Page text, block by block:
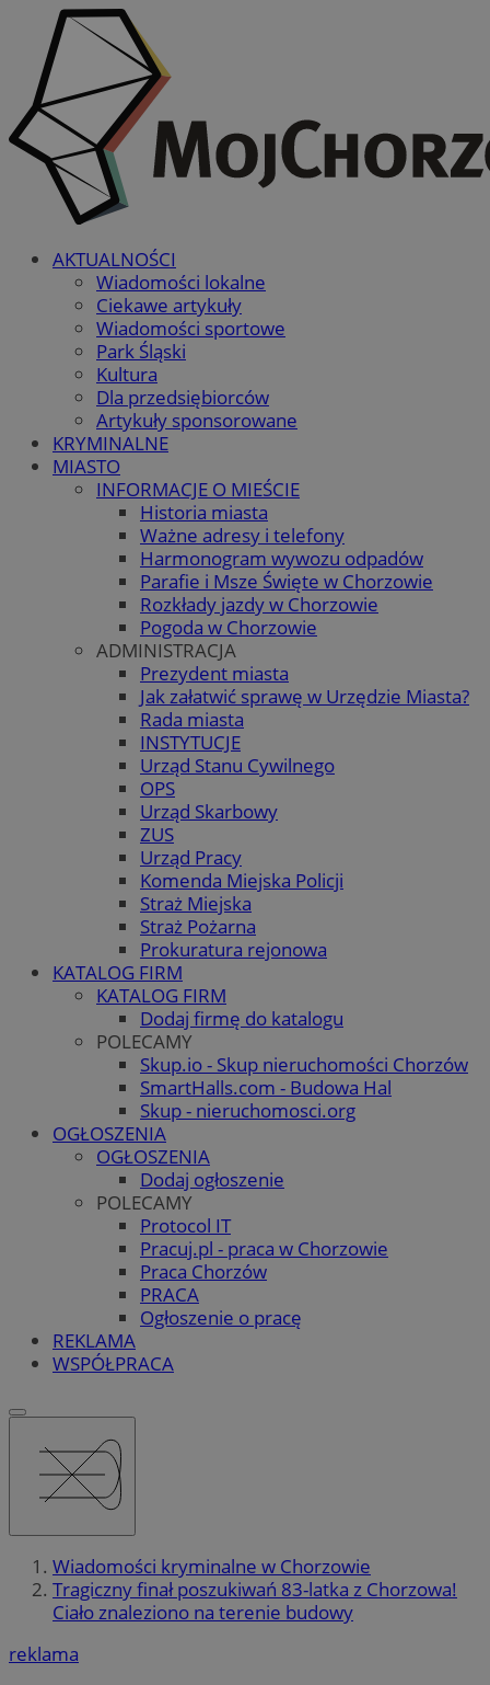
AKTUALNOŚCI
Wiadomości lokalne
Ciekawe artykuły
Wiadomości sportowe
Park Śląski
Kultura
Dla przedsiębiorców
Artykuły sponsorowane
KRYMINALNE
MIASTO
INFORMACJE O MIEŚCIE
Historia miasta
Ważne adresy i telefony
Harmonogram wywozu odpadów
Parafie i Msze Święte w Chorzowie
Rozkłady jazdy w Chorzowie
Pogoda w Chorzowie
ADMINISTRACJA
Prezydent miasta
Jak załatwić sprawę w Urzędzie Miasta?
Rada miasta
INSTYTUCJE
Urząd Stanu Cywilnego
OPS
Urząd Skarbowy
ZUS
Urząd Pracy
Komenda Miejska Policji
Straż Miejska
Straż Pożarna
Prokuratura rejonowa
KATALOG FIRM
KATALOG FIRM
Dodaj firmę do katalogu
POLECAMY
Skup.io - Skup nieruchomości Chorzów
SmartHalls.com - Budowa Hal
Skup - nieruchomosci.org
OGŁOSZENIA
OGŁOSZENIA
Dodaj ogłoszenie
POLECAMY
Protocol IT
Pracuj.pl - praca w Chorzowie
Praca Chorzów
PRACA
Ogłoszenie o pracę
REKLAMA
WSPÓŁPRACA
Wiadomości kryminalne w Chorzowie
Tragiczny finał poszukiwań 83-latka z Chorzowa!
Ciało znaleziono na terenie budowy
reklama